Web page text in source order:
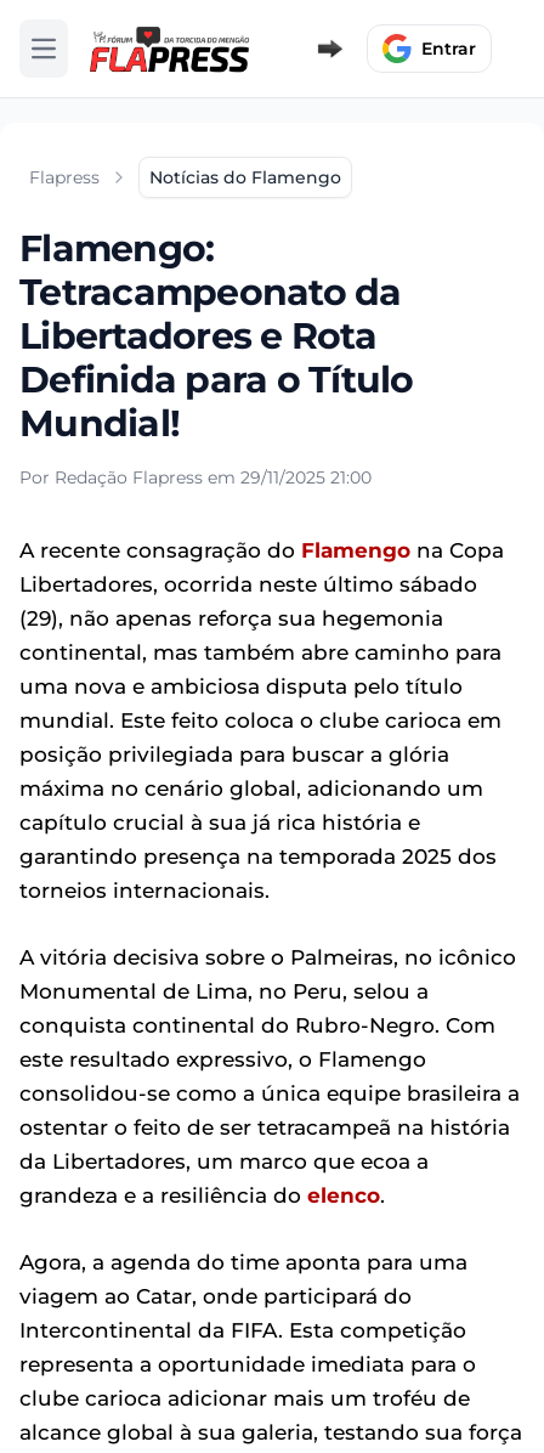
Abrir menu Entrar
Flapress Notícias do Flamengo
Flamengo:
Tetracampeonato da
Libertadores e Rota
Definida para o Título
Mundial!
Por Redação Flapress em 29/11/2025 21:00
A recente consagração do Flamengo na Copa
Libertadores, ocorrida neste último sábado
(29), não apenas reforça sua hegemonia
continental, mas também abre caminho para
uma nova e ambiciosa disputa pelo título
mundial. Este feito coloca o clube carioca em
posição privilegiada para buscar a glória
máxima no cenário global, adicionando um
capítulo crucial à sua já rica história e
garantindo presença na temporada 2025 dos
torneios internacionais.
A vitória decisiva sobre o Palmeiras, no icônico
Monumental de Lima, no Peru, selou a
conquista continental do Rubro-Negro. Com
este resultado expressivo, o Flamengo
consolidou-se como a única equipe brasileira a
ostentar o feito de ser tetracampeã na história
da Libertadores, um marco que ecoa a
grandeza e a resiliência do elenco.
Agora, a agenda do time aponta para uma
viagem ao Catar, onde participará do
Intercontinental da FIFA. Esta competição
representa a oportunidade imediata para o
clube carioca adicionar mais um troféu de
alcance global à sua galeria, testando sua força